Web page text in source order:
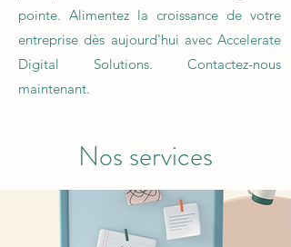
pointe. Alimentez la croissance de votre
entreprise dès aujourd'hui avec Accelerate
Digital Solutions. Contactez-nous
maintenant.
Nos services